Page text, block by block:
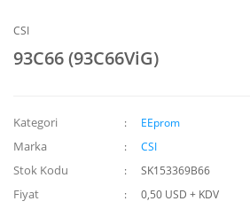
CSI
93C66 (93C66ViG)
Kategori EEprom
Marka CSI
Stok Kodu SK153369B66
Fiyat
0,50 USD + KDV